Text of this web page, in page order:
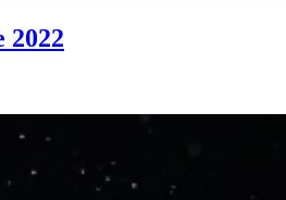
2022